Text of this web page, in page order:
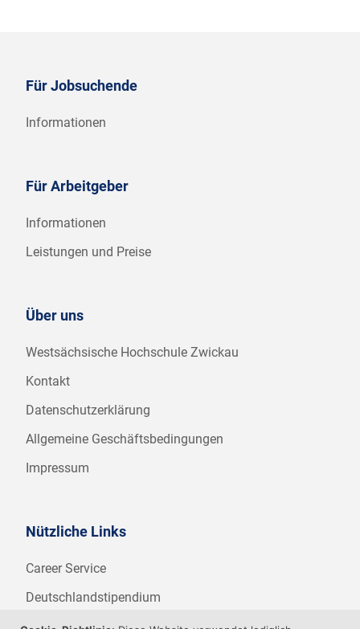
Für Jobsuchende
Informationen
Für Arbeitgeber
Informationen
Leistungen und Preise
Über uns
Westsächsische Hochschule Zwickau
Kontakt
Datenschutzerklärung
Allgemeine Geschäftsbedingungen
Impressum
Nützliche Links
Career Service
Deutschlandstipendium